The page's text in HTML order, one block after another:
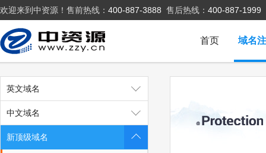
欢迎来到中资源！售前热线： 400-887-3888 售后热线： 400-887-1999
域名
首页
英文域名
中文域名
新顶级域名
.fashion .space
.host .press
.website .archi
.bio
.blue
.lotto